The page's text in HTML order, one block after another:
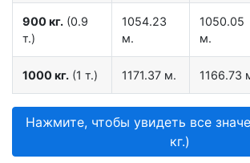
900 кг. (0.9
т.)
1054.23
м.
1050.05
м.
1000 кг. (1 т.) 1171.37 м. 1166.73
Нажмите, чтобы увидеть все
кг.)